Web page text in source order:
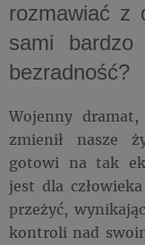
rozmawiać z
sami
bezradność?
Wojenny
zmienił nasze
gotowi na tak
jest dla
przeżyć,
kontroli nad